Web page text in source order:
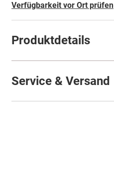
Verfügbarkeit vor Ort prüfen
Produktdetails
Service & Versand